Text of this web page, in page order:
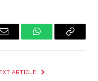
Email WhatsAppCopy
ARTICLE